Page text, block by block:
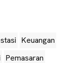
Keuangan
Pemasaran